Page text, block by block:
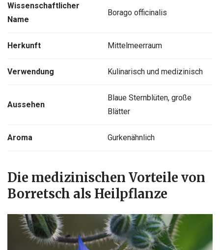
Wissenschaftlicher
Name
Borago officinalis
Herkunft Mittelmeerraum
Verwendung Kulinarisch und medizinisch
Aussehen
Blaue Sternblüten, große
Blätter
Aroma Gurkenähnlich
Die medizinischen Vorteile von
Borretsch als Heilpflanze